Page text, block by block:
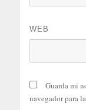
WEB
Guarda mi
navegador para